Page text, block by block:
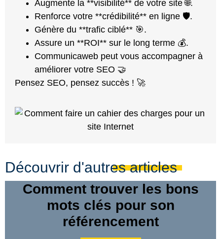
Augmente la **visibilité** de votre site 🌐.
Renforce votre **crédibilité** en ligne 🛡️.
Génère du **trafic ciblé** 🎯.
Assure un **ROI** sur le long terme 💰.
Communicaweb peut vous accompagner à
améliorer votre SEO 🤝
Pensez SEO, pensez succès ! 🚀
Découvrir d'autres articles
Comment trouver les bons
mots clés pour son
référencement